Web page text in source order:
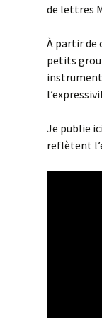
de lettres
À partir de
petits
Je publie
reflètent